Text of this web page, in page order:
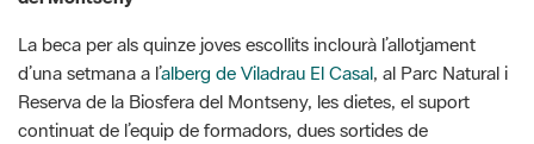
d’una setmana a l’
Reserva de la Biosfera del Montseny, les dietes, el suport
continuat de l’equip de formadors, dues sortides de
coneixement del territori i sessions de formació
complementàries per part de professionals del sector.